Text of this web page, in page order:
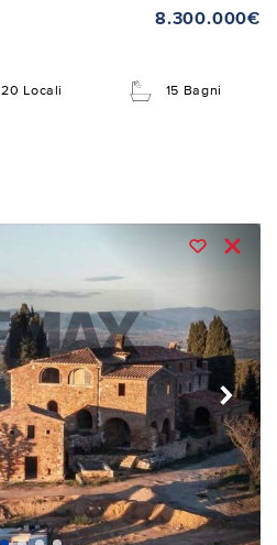
8.300.000€
20 Locali 15 Bagni